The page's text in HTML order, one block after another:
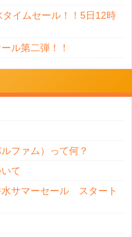
イムセール！！5日12時
ル第二弾！！
ファム）って何？
て
サマーセール スタート